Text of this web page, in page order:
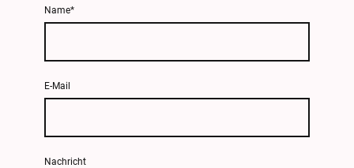
Name*
E-Mail
Nachricht